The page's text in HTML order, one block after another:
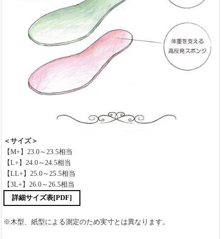
＜サイズ＞
【M+】23.0～23.5相当
【L+】24.0～24.5相当
【LL+】25.0～25.5相当
【3L+】26.0～26.5相当
詳細サイズ表[PDF]
※木型、紙型による測定のため実寸とは異なります。